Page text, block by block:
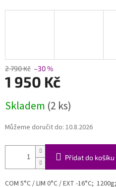
2 790 Kč –30 %
1 950 Kč
cena:
Skladem (2 ks)
Můžeme doručit do: 10.8.2026
Přidat do košíku
COM 5°C / LIM 0°C / EXT -16°C;